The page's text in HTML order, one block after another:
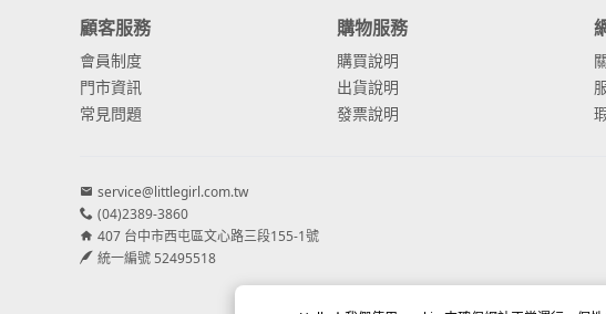
- 安娜貝爾繡球花
- 日本繡球花
- 重瓣繡球花
配花
- 滿天星⧸木滿天星
顧客服務
會員制度
門市資訊
常見問題
購物服務
購買說明
出貨說明
發票說明
service@littlegirl.com.tw
(04)2389-3860
407 台中市西屯區文心路三段155-1號
統一編號 52495518